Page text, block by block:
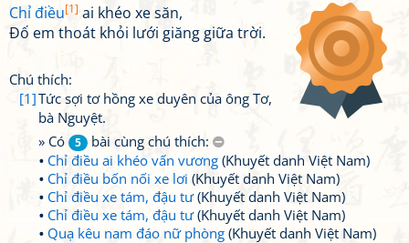
Chỉ điều[1] ai khéo xe săn,
Đố em thoát khỏi lưới giăng giữa trời.
Chú thích:
[1]Tức sợi tơ hồng xe duyên của ông Tơ,
bà Nguyệt.
» Có
5
bài cùng chú thích:
Chỉ điều ai khéo vấn vương (Khuyết danh Việt Nam)
Chỉ điều bốn nối xe lơi (Khuyết danh Việt Nam)
Chỉ điều xe tám, đậu tư(Khuyết danh Việt Nam)
Chỉ điều xe tám, đậu tư(Khuyết danh Việt Nam)
Quạ kêu nam đáo nữ phòng (Khuyết danh Việt Nam)